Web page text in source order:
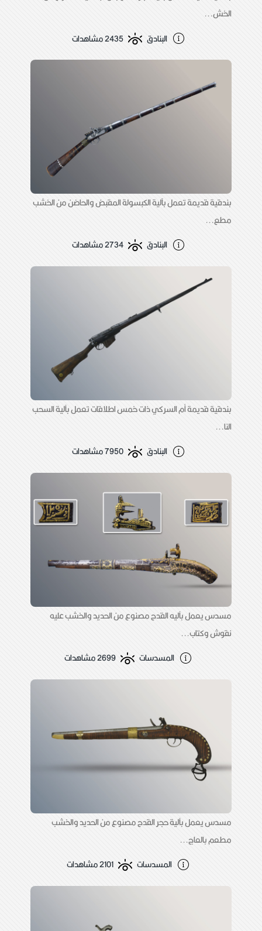
الخش...
البنادق
2435 مشاهدات
بندقية قديمة تعمل بآلية الكبسولة المقبض والحاضن من الخشب
مطع...
البنادق
2734 مشاهدات
بندقية قديمة أم السركي ذات خمس اطلاقات تعمل بآلية السحب
النا...
البنادق
7950 مشاهدات
مسدس يعمل بآليه القدح مصنوع من الحديد والخشب عليه
نقوش وكتاب...
المسدسات
2699 مشاهدات
مسدس يعمل بآلية حجر القدح مصنوع من الحديد والخشب
مطعم بالعاج...
المسدسات
2101 مشاهدات